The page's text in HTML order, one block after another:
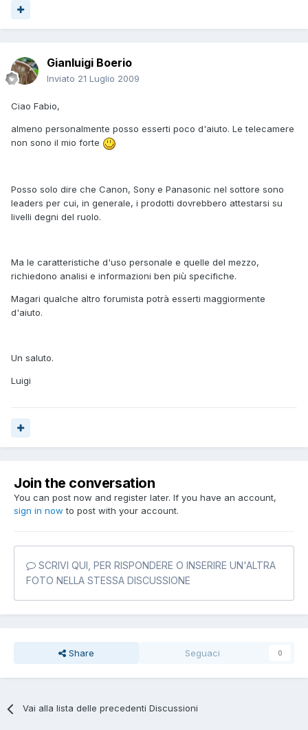
Gianluigi Boerio
Inviato 21 Luglio 2009
Ciao Fabio,
almeno personalmente posso esserti poco d'aiuto. Le telecamere
non sono il mio forte
Posso solo dire che Canon, Sony e Panasonic nel sottore sono
leaders per cui, in generale, i prodotti dovrebbero attestarsi su
livelli degni del ruolo.
Ma le caratteristiche d'uso personale e quelle del mezzo,
richiedono analisi e informazioni ben più specifiche.
Magari qualche altro forumista potrà esserti maggiormente
d'aiuto.
Un saluto.
Luigi
Join the conversation
You can post now and register later. If you have an account,
sign in now to post with your account.
SCRIVI QUI, PER RISPONDERE O INSERIRE UN'ALTRA
FOTO NELLA STESSA DISCUSSIONE
Share Seguaci 0
Vai alla lista delle precedenti Discussioni